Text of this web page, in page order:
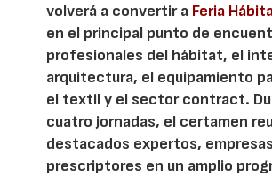
volverá a convertir a Feria
en el principal punto de
profesionales del hábitat, el
arquitectura, el equipamiento
el textil y el sector contract.
cuatro jornadas, el certamen
destacados expertos,
prescriptores en un amplio